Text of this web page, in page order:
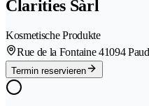
Clarities Sàrl
Kosmetische Produkte
Rue de la Fontaine 41094
Termin reservieren